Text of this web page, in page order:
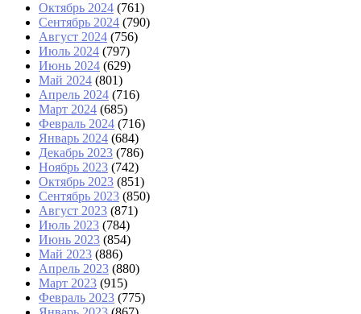
Октябрь 2024 (761)
Сентябрь 2024 (790)
Август 2024 (756)
Июль 2024 (797)
Июнь 2024 (629)
Май 2024 (801)
Апрель 2024 (716)
Март 2024 (685)
Февраль 2024 (716)
Январь 2024 (684)
Декабрь 2023 (786)
Ноябрь 2023 (742)
Октябрь 2023 (851)
Сентябрь 2023 (850)
Август 2023 (871)
Июль 2023 (784)
Июнь 2023 (854)
Май 2023 (886)
Апрель 2023 (880)
Март 2023 (915)
Февраль 2023 (775)